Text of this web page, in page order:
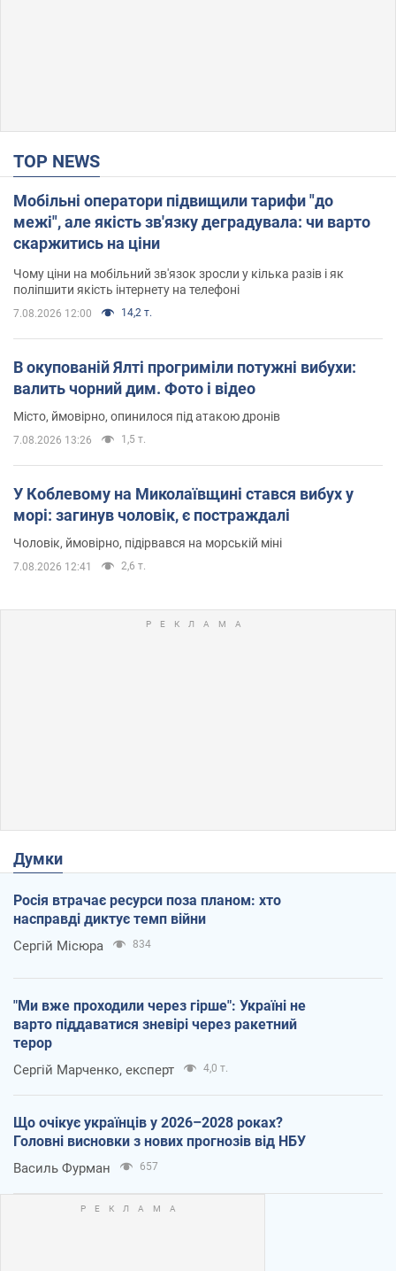
TOP NEWS
Мобільні оператори підвищили тарифи "до
межі", але якість зв'язку деградувала: чи варто
скаржитись на ціни
Чому ціни на мобільний зв'язок зросли у кілька разів і як
поліпшити якість інтернету на телефоні
7.08.2026 12:00 14,2 т.
В окупованій Ялті прогриміли потужні вибухи:
валить чорний дим. Фото і відео
Місто, ймовірно, опинилося під атакою дронів
7.08.2026 13:26 1,5 т.
У Коблевому на Миколаївщині стався вибух у
морі: загинув чоловік, є постраждалі
Чоловік, ймовірно, підірвався на морській міні
7.08.2026 12:41 2,6 т.
Думки
Росія втрачає ресурси поза планом: хто
насправді диктує темп війни
Сергій Місюра 834
"Ми вже проходили через гірше": Україні не
варто піддаватися зневірі через ракетний
терор
Сергій Марченко, експерт 4,0 т.
Що очікує українців у 2026–2028 роках?
Головні висновки з нових прогнозів від НБУ
Василь Фурман 657